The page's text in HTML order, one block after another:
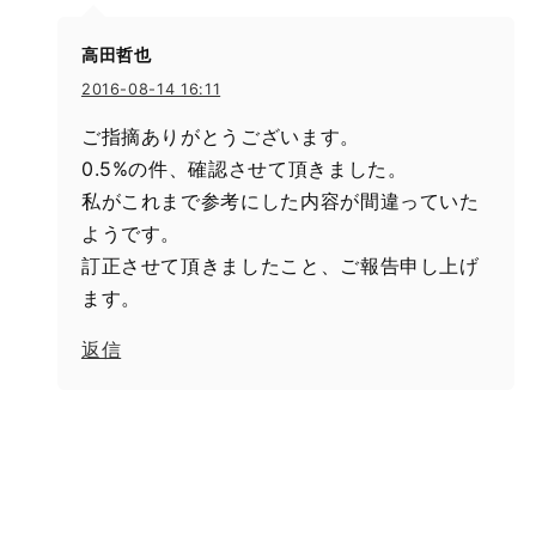
高田哲也
2016-08-14 16:11
ご指摘ありがとうございます。
0.5%の件、確認させて頂きました。
私がこれまで参考にした内容が間違っていた
ようです。
訂正させて頂きましたこと、ご報告申し上げ
ます。
返信